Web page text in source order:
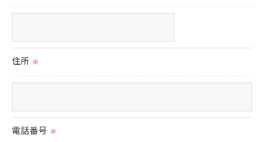
＜個人情報を与えなかった場合に生じる結果＞
ービスをご提供できない場合がございますので予めご了
＜個人情報の開示･訂正・削除･利用停止の手続について
住所 ※
電話番号 ※